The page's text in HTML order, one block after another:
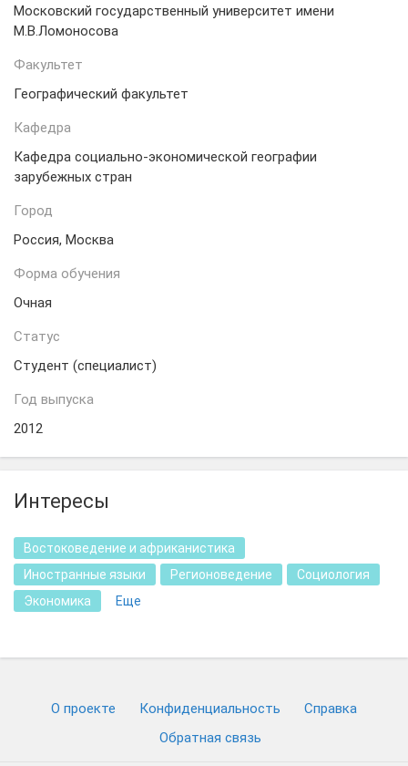
Московский государственный университет имени
М.В.Ломоносова
Факультет
Географический факультет
Кафедра
Кафедра социально-экономической географии
зарубежных стран
Город
Россия, Москва
Форма обучения
Очная
Статус
Студент (специалист)
Год выпуска
2012
Интересы
Востоковедение и африканистика
Иностранные языки
Регионоведение
Социология
Экономика
Еще
О проекте Конфиденциальность
Cправка
Обратная связь